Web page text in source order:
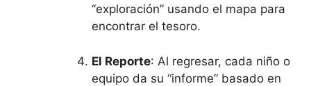
“exploración” usando el mapa para
encontrar el tesoro.
El Reporte: Al regresar, cada niño o
equipo da su “informe” basado en